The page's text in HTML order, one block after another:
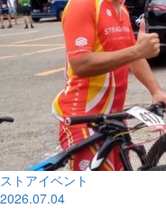
ストアイベント
2026.07.04